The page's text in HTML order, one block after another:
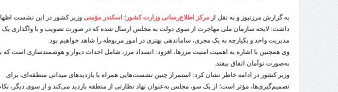
به گزارش مرزنیوز و به نقل ازمرکز اطلاع‌رسانی وزارت کشور ؛ اسکندر مؤمنی وزیر کشور در این نشست
داشت: لایحه سازمان ملی مهاجرت از سوی دولت به مجلس ارسال شده که در صورت تصویب و با واگذاری یک
مدیریت واحد و یکپارچه به یک مجری، ساماندهی بهتری در امور مربوطه را شاهد خواهیم بود.
وی همچنین با اشاره به اهمیت امنیت مرزها، افزود: انسداد مرز، شامل احداث دیوار و هوشمندسازی است که
به‌صورت توأمان اتفاق بیفتد.
وزیر کشور در ادامه خاطر نشان کرد: استمرار چنین نشست‌هایی همراه با بازدیدهای میدانی منطقه‌ای، برای
تصمیم‌گیری‌ها، مؤثر است؛ از یک سو، مجلس به‌عنوان نهاد نظارتی از منطقه بازدید می‌کند و از سوی دیگر،